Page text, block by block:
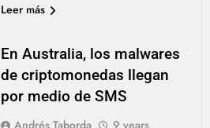
Leer más
En Australia, los malwares
de criptomonedas llegan
por medio de SMS
Andrés Taborda
9 years